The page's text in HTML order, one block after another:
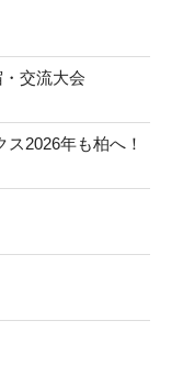
交流大会
2026年も柏へ！